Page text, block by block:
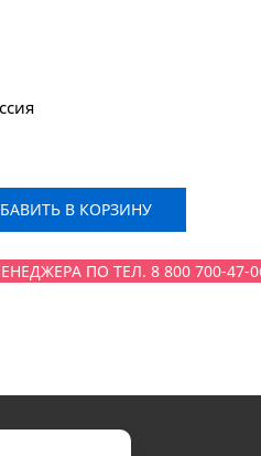
В КОРЗИНУ
ПО ТЕЛ. 8 800 700-47-